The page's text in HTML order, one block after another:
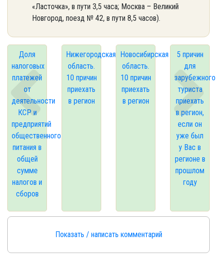
«Ласточка», в пути 3,5 часа; Москва – Великий
Новгород, поезд № 42, в пути 8,5 часов).
Доля
налоговых
платежей
от
деятельности
КСР и
предприятий
общественного
питания в
общей
сумме
налогов и
сборов
Нижегородская
область.
10 причин
приехать
в регион
Новосибирская
область.
10 причин
приехать
в регион
5 причин
для
зарубежного
туриста
приехать
в регион,
если он
уже был
у Вас в
регионе в
прошлом
году
Показать / написать комментарий